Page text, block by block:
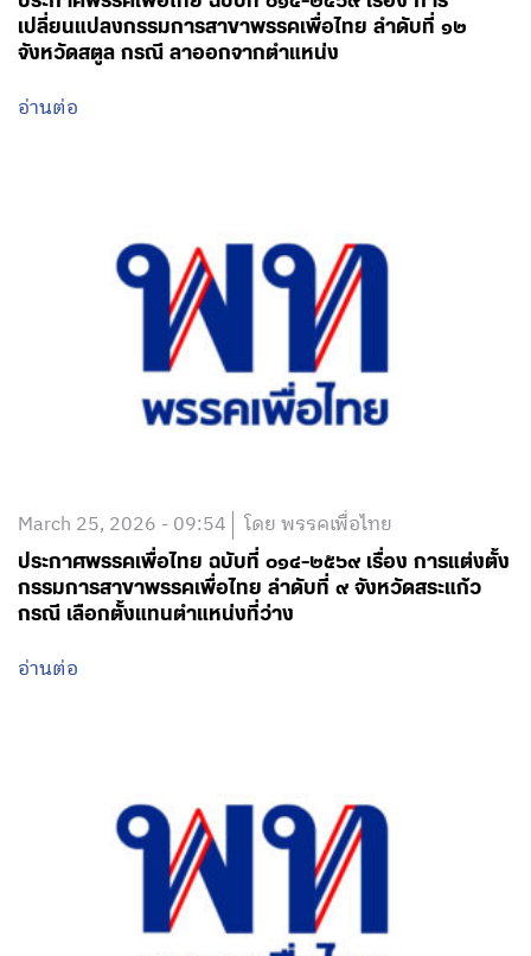
เปลี่ยนแปลงกรรมการสาขาพรรคเพื่อไทย ลำดับที่ ๑๒
จังหวัดสตูล กรณี ลาออกจากตำแหน่ง
อ่านต่อ
March 25, 2026 - 09:54 โดย พรรคเพื่อไทย
ประกาศพรรคเพื่อไทย ฉบับที่ ๐๑๔-๒๕๖๙ เรื่อง การแต่งตั้ง
กรรมการสาขาพรรคเพื่อไทย ลำดับที่ ๙ จังหวัดสระแก้ว
กรณี เลือกตั้งแทนตำแหน่งที่ว่าง
อ่านต่อ